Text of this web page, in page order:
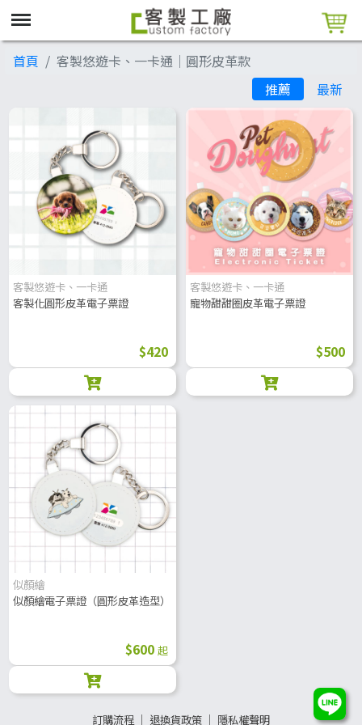
首頁
客製悠遊卡、一卡通│圓形皮革款
推薦
最新
客製悠遊卡、一卡通
客製化圓形皮革電子票證
$420
客製悠遊卡、一卡通
寵物甜甜圈皮革電子票證
$500
似顏繪
似顏繪電子票證（圓形皮革造型）
$600 起
訂購流程 │ 退換貨政策 │ 隱私權聲明